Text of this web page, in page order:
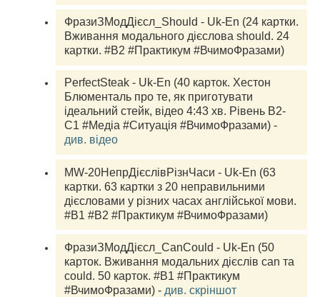
ФразиЗМодДієсл_Should - Uk-En (24 картки.
Вживання модального дієслова should. 24
картки. #B2 #Практикум #ВчимоФразами)
PerfectSteak - Uk-En (40 карток. Хестон
Блюменталь про те, як приготувати
ідеальний стейк, відео 4:43 хв. Рівень В2-
див. відео
MW-20НепрДієслівРізнЧаси - Uk-En (63
картки. 63 картки з 20 неправильними
дієсловами у різних часах англійської мови.
#В1 #В2 #Практикум #ВчимоФразами)
ФразиЗМодДієсл_CanCould - Uk-En (50
карток. Вживання модальних дієслів can та
could. 50 карток. #B1 #Практикум
#ВчимоФразами) - див. скріншот